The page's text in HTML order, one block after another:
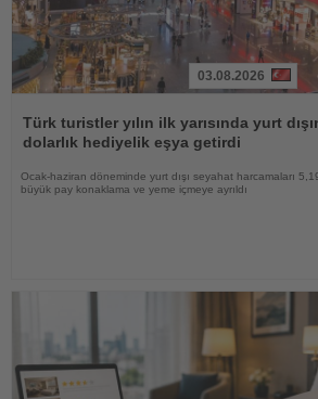
Oku
03.08.2026
Türk turistler yılın ilk yarısında yurt
dolarlık hediyelik eşya getirdi
Ocak-haziran döneminde yurt dışı seyahat harcamaları
büyük pay konaklama ve yeme içmeye ayrıldı